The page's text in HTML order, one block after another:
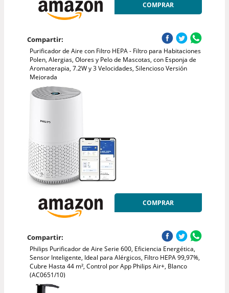
COMPRAR
Compartir:
Purificador de Aire con Filtro HEPA - Filtro para Habitaciones
Polen, Alergias, Olores y Pelo de Mascotas, con Esponja de
Aromaterapia, 7.2W y 3 Velocidades, Silencioso Versión
Mejorada
COMPRAR
Compartir:
Philips Purificador de Aire Serie 600, Eficiencia Energética,
Sensor Inteligente, Ideal para Alérgicos, Filtro HEPA 99,97%,
Cubre Hasta 44 m², Control por App Philips Air+, Blanco
(AC0651/10)